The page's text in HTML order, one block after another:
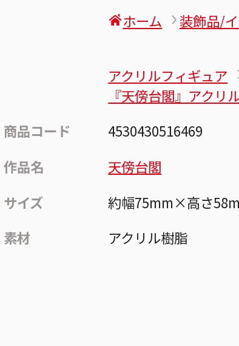
ホーム
装飾品/
アクリルフィギュア
『天傍台閣』アク
商品コード
4530430516469
作品名
天傍台閣
サイズ
約幅75mm×高さ
素材
アクリル樹脂